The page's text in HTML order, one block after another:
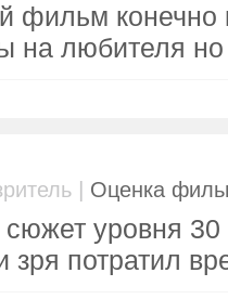
фильм конечно
на любителя но
| Оценка
уровня 30
зря потратил